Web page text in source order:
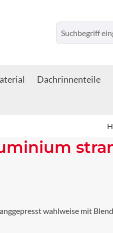
Dachrinnenteile